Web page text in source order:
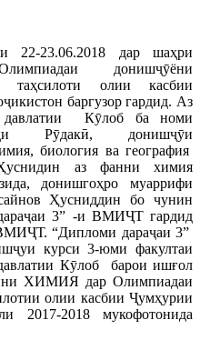
22-23.06.2018 дар шаҳри
донишҷӯёни
таҳсилоти олии касбии
баргузор гардид. Аз
давлатии Кӯлоб ба номи
Рӯдакӣ, донишҷӯи
биология ва география
аз фанни химия
донишгоҳро муаррифи
Ҳусниддин бо чунин
3” -и ВМИҶТ гардид
“Дипломи дараҷаи 3”
курси 3-юми факултаи
Кӯлоб барои ишғол
ХИМИЯ дар Олимпиадаи
олии касбии Ҷумҳурии
2017-2018 мукофотонида